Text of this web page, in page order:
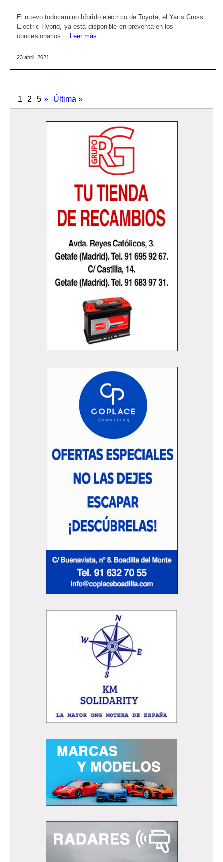
El nuevo todocamino híbrido eléctrico de Toyota, el Yaris Cross
Electric Hybrid, ya está disponible en preventa en los
concesionarios… Leer más
23 abril, 2021
1 2 5 » Última »